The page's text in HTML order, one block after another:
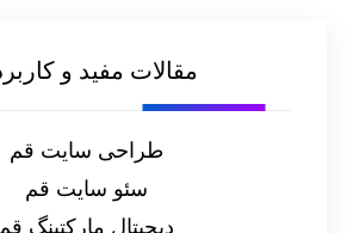
مقالات مفید و
طراحی سایت قم
سئو سایت قم
دیجیتال مارکتینگ قم